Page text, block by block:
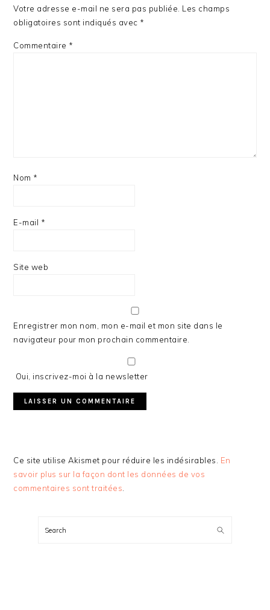
Votre adresse e-mail ne sera pas publiée. Les champs
obligatoires sont indiqués avec *
Commentaire *
Nom *
E-mail *
Site web
Enregistrer mon nom, mon e-mail et mon site dans le
navigateur pour mon prochain commentaire.
Oui, inscrivez-moi à la newsletter
Ce site utilise Akismet pour réduire les indésirables. En
savoir plus sur la façon dont les données de vos
commentaires sont traitées
LATÉRALE
Search